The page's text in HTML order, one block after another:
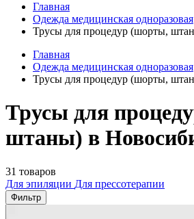
Главная
Одежда медицинская одноразовая
Трусы для процедур (шорты,
Главная
Одежда медицинская одноразовая
Трусы для процедур (шорты,
Трусы для
штаны) в
31 товаров
Для эпиляции Для прессотерапии
Фильтр